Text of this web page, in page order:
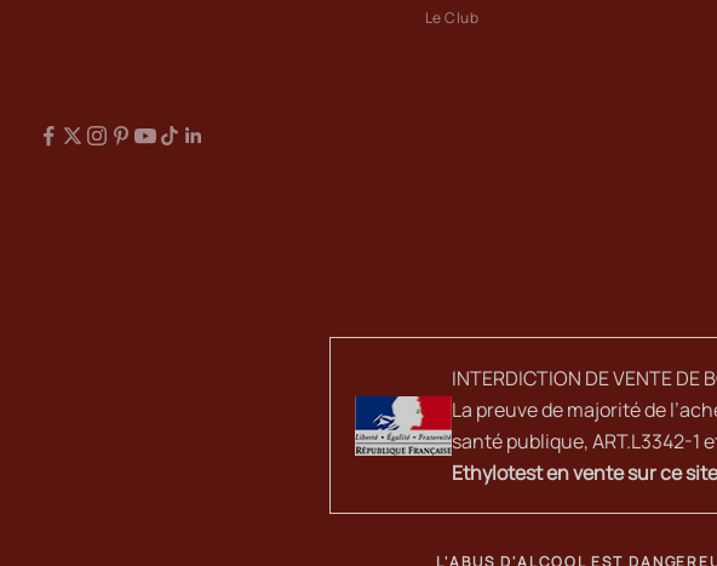
Le Club
INTERDICTION DE VENTE DE
La preuve de majorité de
santé publique, ART.L3342-1
Ethylotest en vente sur ce site
L'ABUS D'ALCOOL EST